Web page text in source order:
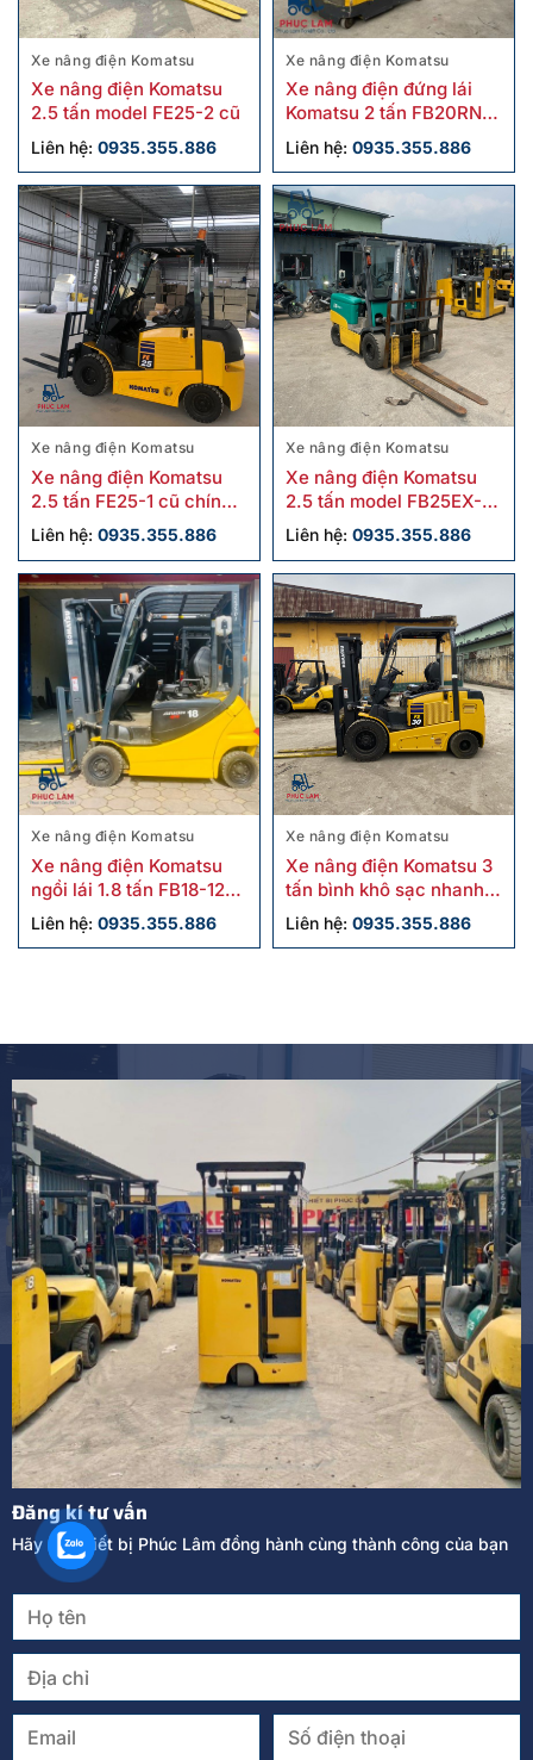
Xe nâng điện Komatsu
Xe nâng điện Komatsu
2.5 tấn model FE25-2 cũ
Liên hệ: 0935.355.886
Xe nâng điện Komatsu
Xe nâng điện đứng lái
Komatsu 2 tấn FB20RN-4
cũ
Liên hệ: 0935.355.886
Xe nâng điện Komatsu
Xe nâng điện Komatsu
2.5 tấn FE25-1 cũ chính
hãng giá tốt
Liên hệ: 0935.355.886
Xe nâng điện Komatsu
Xe nâng điện Komatsu
2.5 tấn model FB25EX-11
sx 2011
Liên hệ: 0935.355.886
Xe nâng điện Komatsu
Xe nâng điện Komatsu
ngồi lái 1.8 tấn FB18-12
cũ
Liên hệ: 0935.355.886
Xe nâng điện Komatsu
Xe nâng điện Komatsu 3
tấn bình khô sạc nhanh
FE30-1 cũ
Liên hệ: 0935.355.886
Đăng kí tư vấn
Hãy để Thiết bị Phúc Lâm đồng hành cùng thành công của bạn